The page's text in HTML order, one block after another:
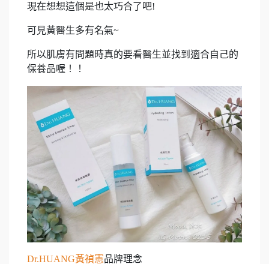
現在想想這個是也太巧合了吧!
可見黃醫生多有名氣~
所以肌膚有問題時真的要看醫生並找到適合自己的
保養品喔！！
Dr.HUANG黃禎憲品牌理念